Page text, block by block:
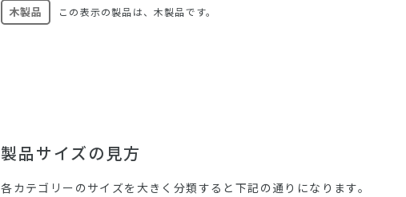
木製品 この表示の製品は、木製品です。
製品サイズの見方
各カテゴリーのサイズを大きく分類すると下記の通りになります。